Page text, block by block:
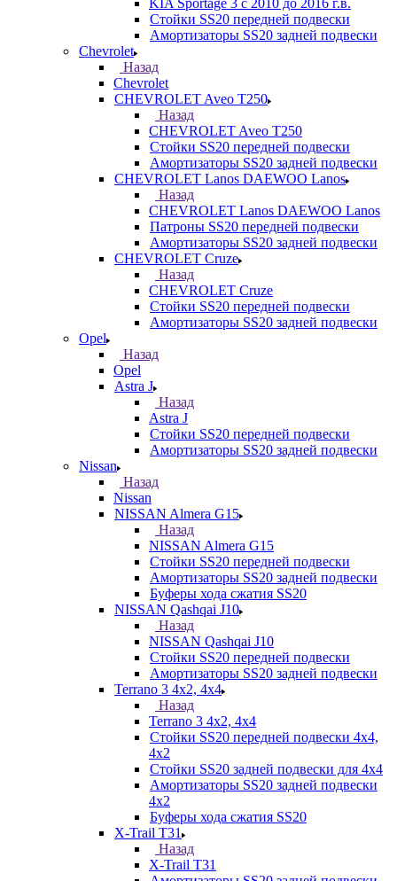
KIA Sportage 3 с 2010 до 2016 г.в.
Стойки SS20 передней подвески
Амортизаторы SS20 задней подвески
Chevrolet
Назад
Chevrolet
CHEVROLET Aveo T250
Назад
CHEVROLET Aveo T250
Стойки SS20 передней подвески
Амортизаторы SS20 задней подвески
CHEVROLET Lanos DAEWOO Lanos
Назад
CHEVROLET Lanos DAEWOO Lanos
Патроны SS20 передней подвески
Амортизаторы SS20 задней подвески
CHEVROLET Cruze
Назад
CHEVROLET Cruze
Стойки SS20 передней подвески
Амортизаторы SS20 задней подвески
Opel
Назад
Opel
Astra J
Назад
Astra J
Стойки SS20 передней подвески
Амортизаторы SS20 задней подвески
Nissan
Назад
Nissan
NISSAN Almera G15
Назад
NISSAN Almera G15
Стойки SS20 передней подвески
Амортизаторы SS20 задней подвески
Буферы хода сжатия SS20
NISSAN Qashqai J10
Назад
NISSAN Qashqai J10
Стойки SS20 передней подвески
Амортизаторы SS20 задней подвески
Terrano 3 4х2, 4х4
Назад
Terrano 3 4х2, 4х4
Стойки SS20 передней подвески 4х4,
4x2
Стойки SS20 задней подвески для 4х4
Амортизаторы SS20 задней подвески
4х2
Буферы хода сжатия SS20
X-Trail T31
Назад
X-Trail T31